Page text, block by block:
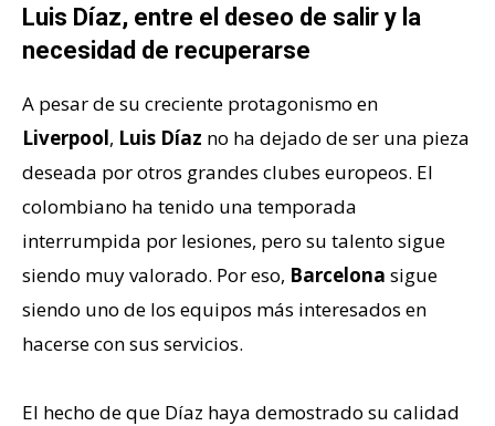
Luis Díaz, entre el deseo de salir y la
necesidad de recuperarse
A pesar de su creciente protagonismo en
Liverpool, Luis Díaz no ha dejado de ser una pieza
deseada por otros grandes clubes europeos. El
colombiano ha tenido una temporada
interrumpida por lesiones, pero su talento sigue
siendo muy valorado. Por eso, Barcelona sigue
siendo uno de los equipos más interesados en
hacerse con sus servicios.
El hecho de que Díaz haya demostrado su calidad